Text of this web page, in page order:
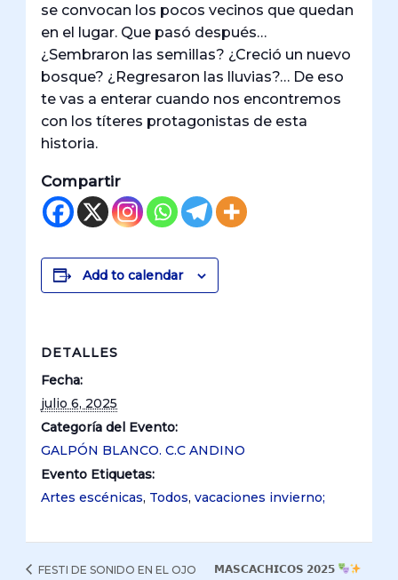
se convocan los pocos vecinos que quedan
en el lugar. Que pasó después…
¿Sembraron las semillas? ¿Creció un nuevo
bosque? ¿Regresaron las lluvias?… De eso
te vas a enterar cuando nos encontremos
con los títeres protagonistas de esta
historia.
Compartir
Add to calendar
DETALLES
Fecha:
julio 6, 2025
Categoría del Evento:
GALPÓN BLANCO. C.C ANDINO
Evento Etiquetas:
Artes escénicas, Todos,vacaciones invierno;
FESTI DE SONIDO EN EL OJO 𝗠𝗔𝗦𝗖𝗔𝗖𝗛𝗜𝗖𝗢𝗦 𝟮𝟬𝟮𝟱